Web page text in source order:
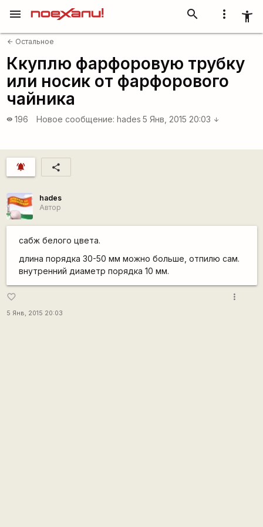
more_vert accessibility_new
search
menu
arrow_back Остальное
Ккуплю фарфоровую трубку
или носик от фарфорового
чайника
visibility 196 Новое сообщение: hades 5 Янв, 2015 20:03 arrow_downward
notifications_active share
hades
Автор
сабж белого цвета.
длина порядка 30-50 мм можно больше, отпилю сам.
внутренний диаметр порядка 10 мм.
favorite_border
5 Янв, 2015 20:03
more_vert